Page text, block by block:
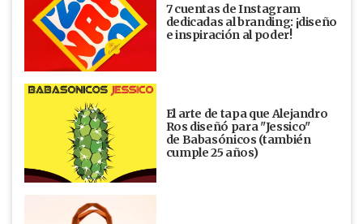
7 cuentas de Instagram
dedicadas al branding: ¡diseño
e inspiración al poder!
El arte de tapa que Alejandro
Ros diseñó para "Jessico"
de Babasónicos (también
cumple 25 años)